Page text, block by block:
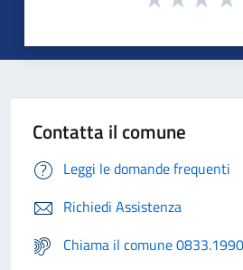
Contatta il comune
Leggi le domande frequenti
Richiedi Assistenza
Chiama il comune